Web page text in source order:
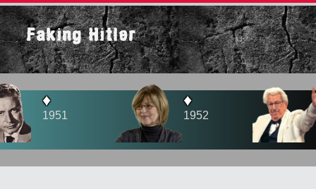
Faking Hitler
1956